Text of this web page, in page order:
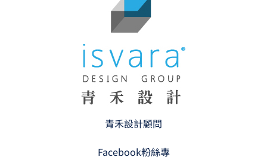
青禾設計顧問
Facebook粉絲專